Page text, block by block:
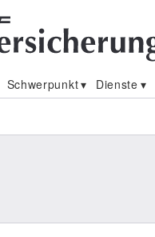
Schwerpunkt Dienste